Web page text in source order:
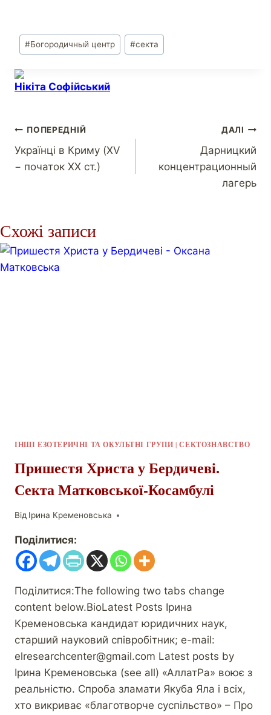
#Богородичный центр #секта
Нікіта Софійський
ПОПЕРЕДНІЙ
Українці в Криму (XV
− початок XX ст.)
ДАЛІ
Дарницкий
концентрационный
лагерь
Схожі записи
ІНШІ ЕЗОТЕРИЧНІ ТА ОКУЛЬТНІ ГРУПИ |СЕКТОЗНАВСТВО
Пришестя Христа у Бердичеві.
Секта Матковської-Косамбулі
Від Ірина Кременовська
Поділитися:
Поділитися:The following two tabs change
content below.BioLatest Posts Ірина
Кременовська кандидат юридичних наук,
старший науковий співробітник; e-mail:
elresearchcenter@gmail.com Latest posts by
Ірина Кременовська (see all) «АллатРа» воює з
реальністю. Спроба зламати Якуба Яла і всіх,
хто викриває «благотворче суспільство» – Про